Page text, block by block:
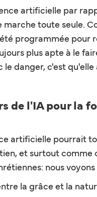
artificielle par
marche toute seule.
programmée pour
plus apte à le
danger, c'est
de l'IA pour la
artificielle pourrait
et surtout
nous
la grâce et la